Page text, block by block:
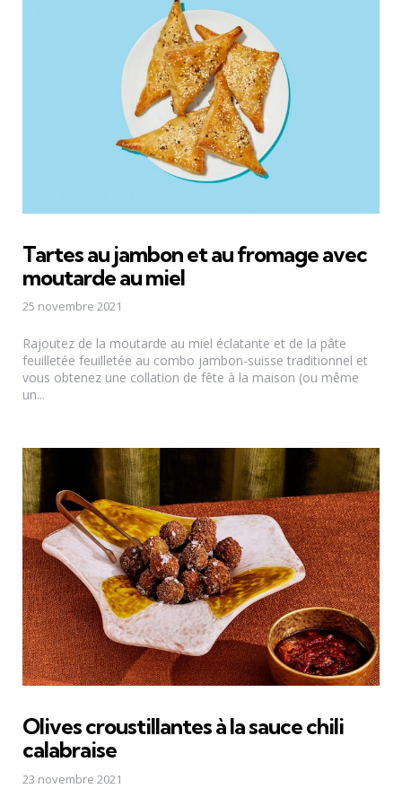
Tartes au jambon et au fromage avec
moutarde au miel
25 novembre 2021
Rajoutez de la moutarde au miel éclatante et de la pâte
feuilletée feuilletée au combo jambon-suisse traditionnel et
vous obtenez une collation de fête à la maison (ou même
un...
Olives croustillantes à la sauce chili
calabraise
23 novembre 2021